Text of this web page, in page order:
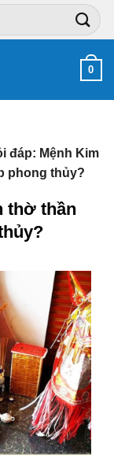
0
đáp: Mệnh Kim
phong thủy?
thờ thần